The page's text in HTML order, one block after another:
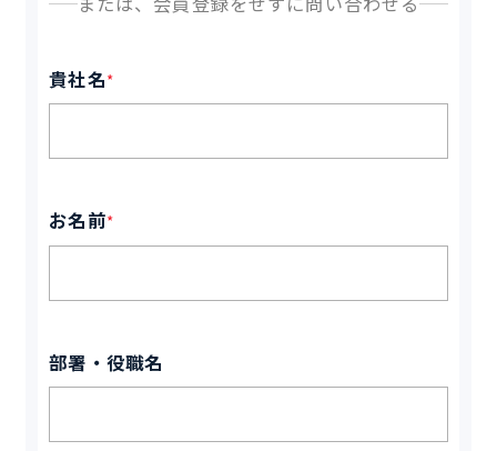
貴社名*
お名前*
部署・役職名